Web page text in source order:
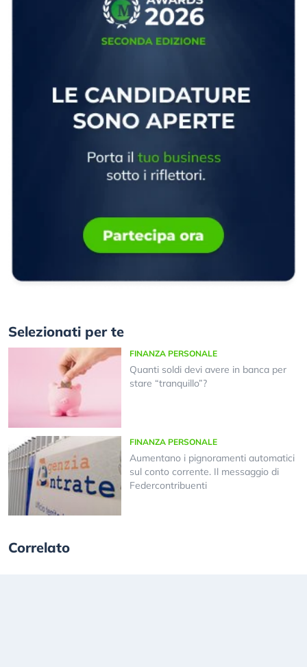
Selezionati per te
FINANZA PERSONALE
Quanti soldi devi avere in banca per
stare “tranquillo”?
FINANZA PERSONALE
Aumentano i pignoramenti automatici
sul conto corrente. Il messaggio di
Federcontribuenti
Correlato